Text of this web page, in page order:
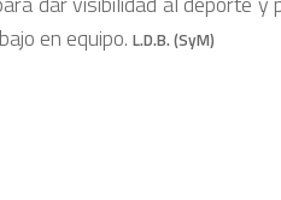
en equipo. L.D.B. (SyM)